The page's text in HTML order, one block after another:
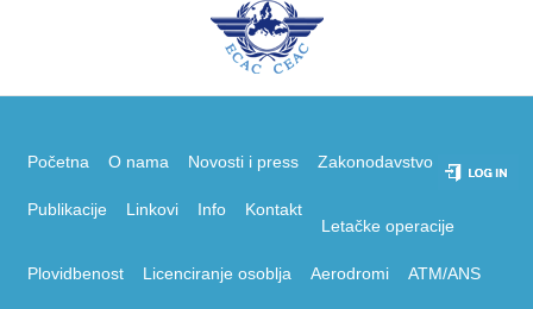
Početna O nama Novosti i press Zakonodavstvo
Publikacije Linkovi Info
Kontakt
Letačke operacije
Plovidbenost Licenciranje osoblja Aerodromi ATM/ANS